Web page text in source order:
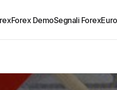
Forex DemoSegnali Forex